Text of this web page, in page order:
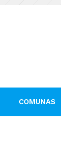
COMUNAS